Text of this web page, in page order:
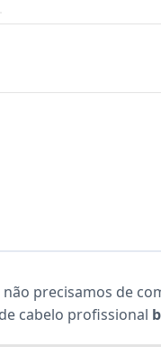
precisamos de
cabelo profissional